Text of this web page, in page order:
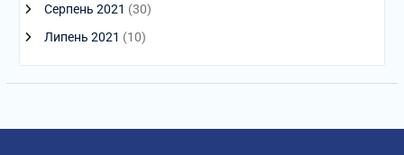
Серпень 2021 (30)
Липень 2021 (10)